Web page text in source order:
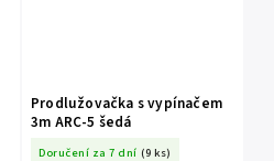
Prodlužovačka s vypínačem
3m ARC-5 šedá
Doručení za 7 dní (9 ks)